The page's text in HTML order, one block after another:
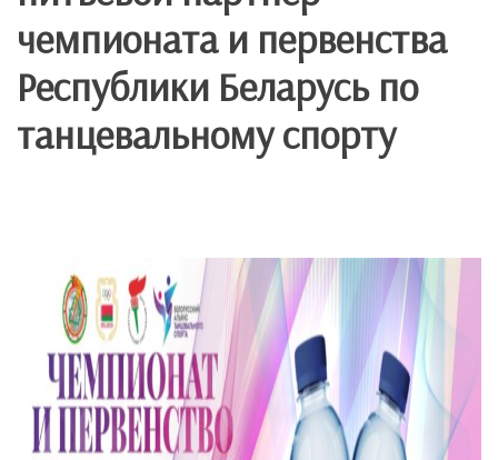
чемпионата и первенства
Республики Беларусь по
танцевальному спорту